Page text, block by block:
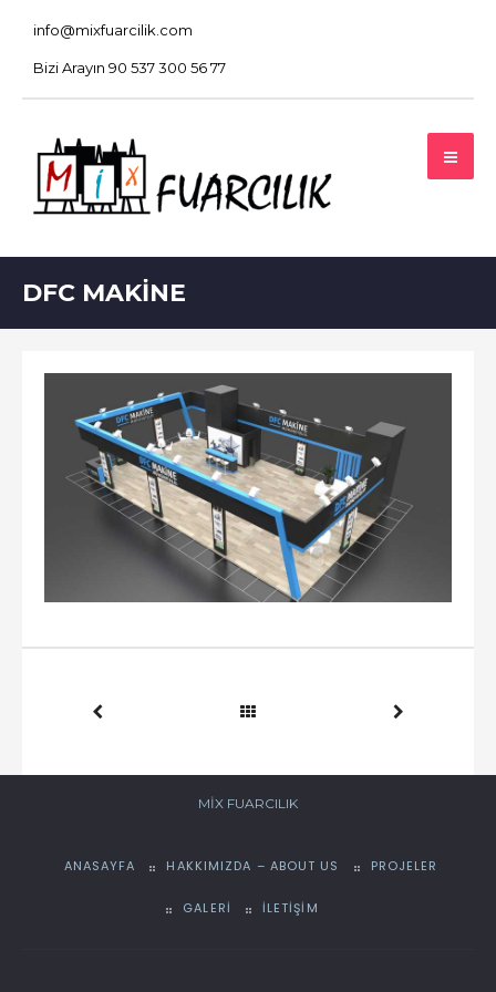
info@mixfuarcilik.com
Bizi Arayın 90 537 300 56 77
DFC MAKINE
MIX FUARCILIK
ANASAYFA HAKKIMIZDA – ABOUT US PROJELER
GALERI İLETIŞIM